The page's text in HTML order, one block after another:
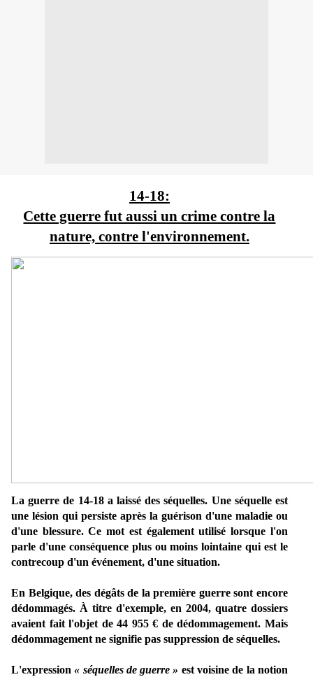
14-18:
Cette guerre fut aussi un crime contre la
nature, contre l'environnement.
La guerre de 14-18 a laissé des séquelles. Une séquelle est
une lésion qui persiste après la guérison d'une maladie ou
d'une blessure. Ce mot est également utilisé lorsque l'on
parle d'une conséquence plus ou moins lointaine qui est le
contrecoup d'un événement, d'une situation.
En Belgique, des dégâtsde la première guerre sont encore
dédommagés. À titre d'exemple, en 2004, quatre dossiers
avaient fait l'objet de 44 955 € de dédommagement. Mais
dédommagement ne signifie pas suppression de séquelles.
L'expression« séquelles de guerre » est voisine de la notion